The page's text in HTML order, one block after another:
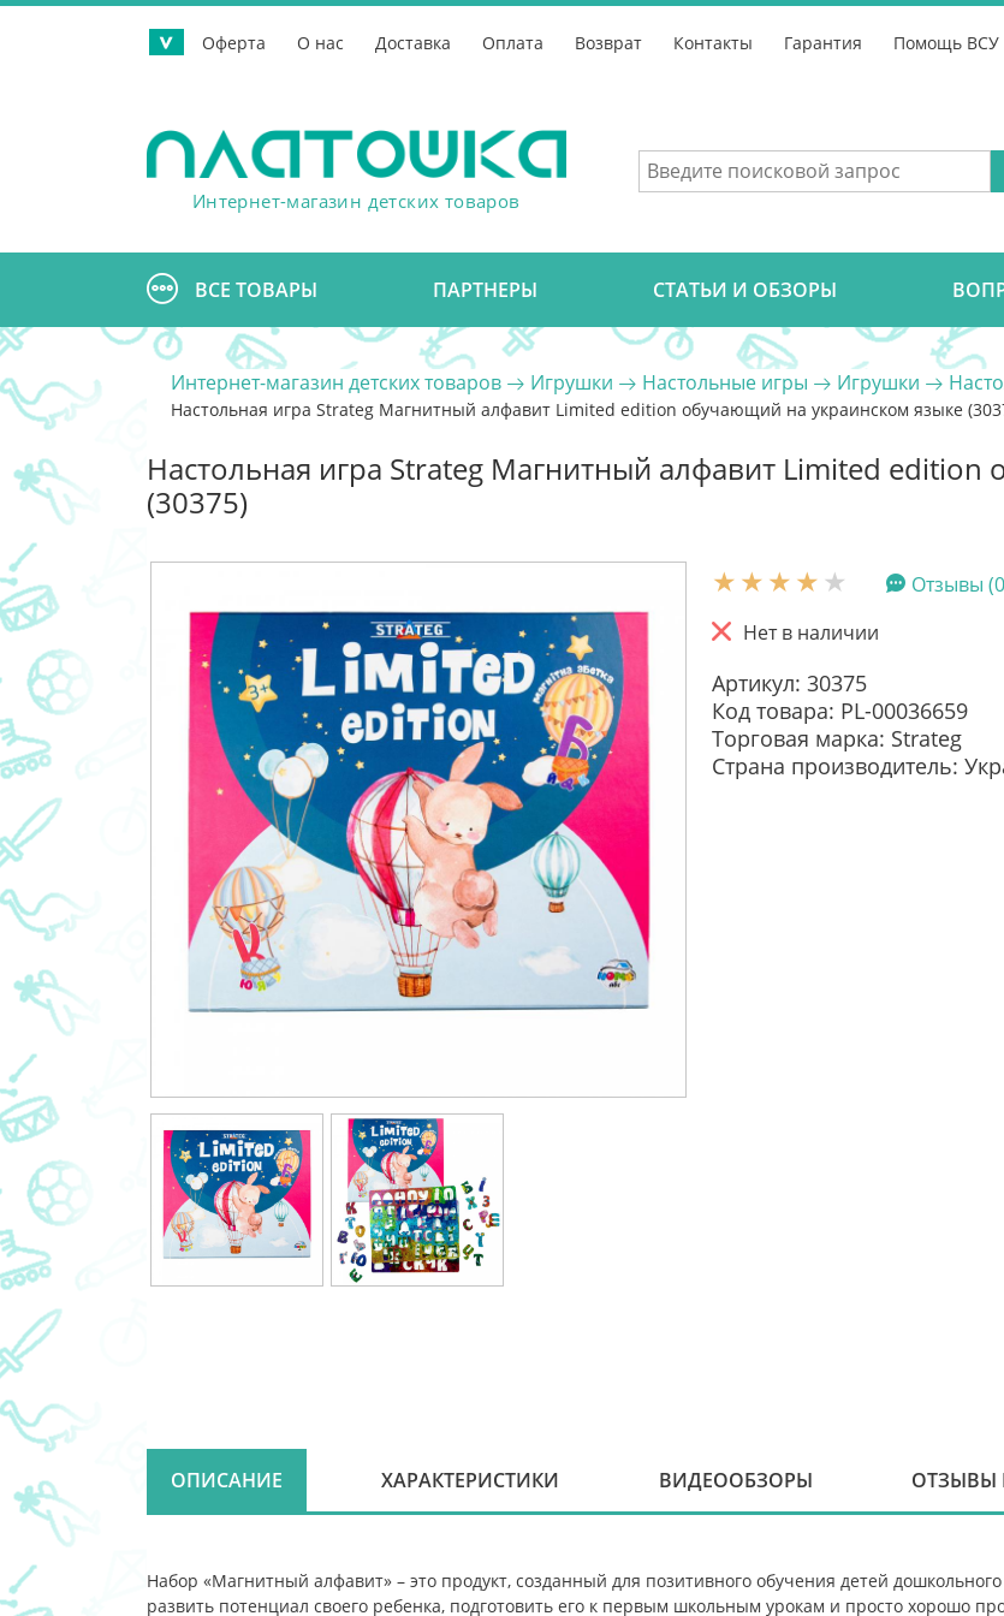
> Оферта О нас Доставка Оплата Возврат Контакты Гарантия Помощь ВСУ
Интернет-магазин детских товаров
ВСЕ ТОВАРЫ ПАРТНЕРЫ CТАТЬИ И ОБЗОРЫ
Интернет-магазин детских товаров Игрушки Настольные игры Игрушки
Настольная игра Strateg Магнитный алфавит Limited edition обучающий на украинском языке
Настольная игра Strateg Магнитный алфавит Limited
(30375)
Отзывы
Нет в наличии
Артикул: 30375
Код товара: PL-00036659
Торговая марка: Strateg
Страна производитель:
ОПИСАНИЕ ХАРАКТЕРИСТИКИ ВИДЕООБЗОРЫ ОТЗЫВЫ
Набор «Магнитный алфавит» – это продукт, созданный для позитивного обучения детей
развить потенциал своего ребенка, подготовить его к первым школьным урокам и просто хорошо